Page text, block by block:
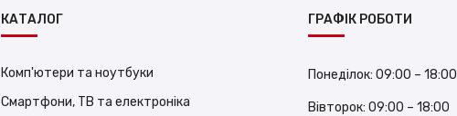
КАТАЛОГ
Комп'ютери та ноутбуки
Смартфони, ТВ та електроніка
ГРАФІК РОБОТИ
Понеділок: 09:00 – 18:00
Вівторок: 09:00 – 18:00